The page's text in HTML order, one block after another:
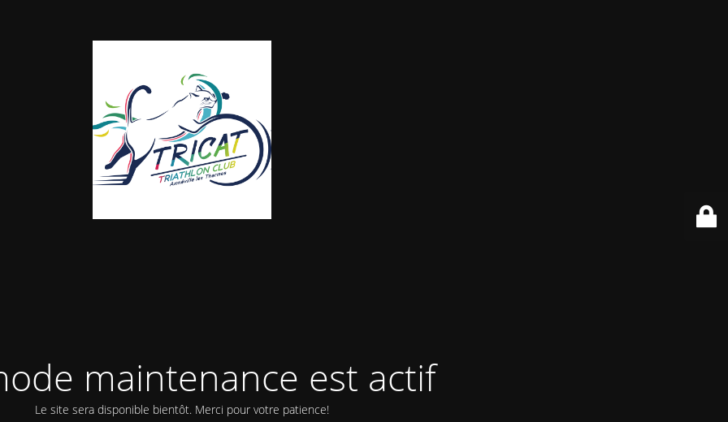
maintenance est actif
Le site sera disponible bientôt. Merci pour votre patience!